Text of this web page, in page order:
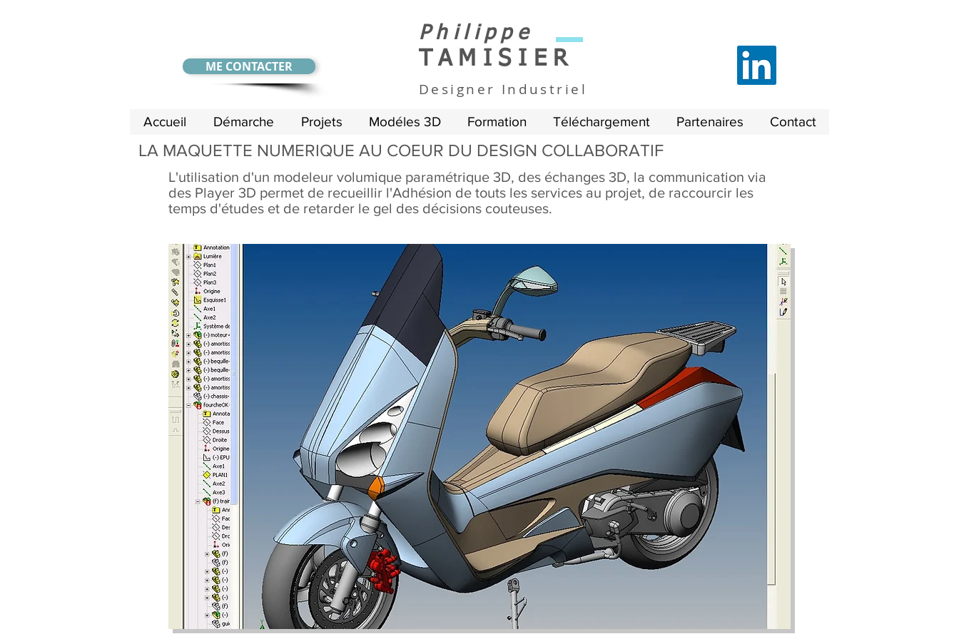
ME CONTACTER
Philippe
TAMISIER
Designer Industriel
Accueil Démarche Projets Modéles 3D Formation Téléchargement Partenaires Contact
LA MAQUETTE NUMERIQUE AU COEUR DU DESIGN COLLABORATIF
L'utilisation d'un modeleur volumique paramétrique 3D, des échanges 3D, la communication via
des Player 3D permet de recueillir l'Adhésion de touts les services au projet, de raccourcir les
temps d'études et de retarder le gel des décisions couteuses.